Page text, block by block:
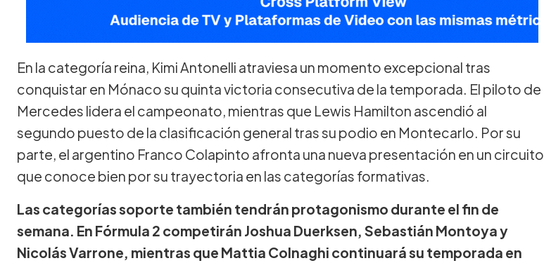
En la categoría reina, Kimi Antonelli atraviesa un momento excepcional tras
conquistar en Mónaco su quinta victoria consecutiva de la temporada. El piloto de
Mercedes lidera el campeonato, mientras que Lewis Hamilton ascendió al
segundo puesto de la clasificación general tras su podio en Montecarlo. Por su
parte, el argentino Franco Colapinto afronta una nueva presentación en un circuito
que conoce bien por su trayectoria en las categorías formativas.
Las categorías soporte también tendrán protagonismo durante el fin de
semana. En Fórmula 2 competirán Joshua Duerksen, Sebastián Montoya y
Nicolás Varrone, mientras que Mattia Colnaghi continuará su temporada en